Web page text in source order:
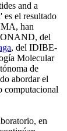
and a
el resultado
han
del
, del IDIBE-
Molecular
de
abordar el
computacional
en